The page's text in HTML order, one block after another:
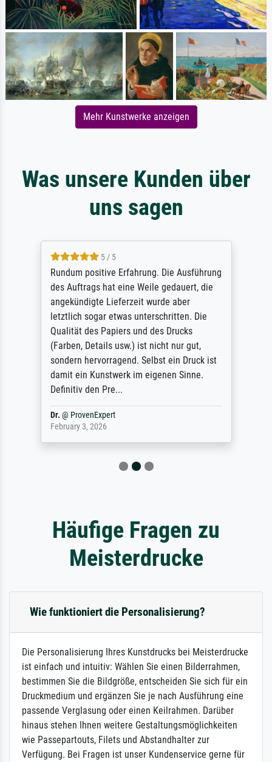
Mehr Kunstwerke anzeigen
Was unsere Kunden über
uns sagen
5 / 5
Rundum positive Erfahrung. Die Ausführung
des Auftrags hat eine Weile gedauert, die
angekündigte Lieferzeit wurde aber
letztlich sogar etwas unterschritten. Die
Qualität des Papiers und des Drucks
(Farben, Details usw.) ist nicht nur gut,
sondern hervorragend. Selbst ein Druck ist
damit ein Kunstwerk im eigenen Sinne.
Definitiv den Pre...
Dr. @ ProvenExpert
February 3, 2026
Häufige Fragen zu
Meisterdrucke
Wie funktioniert die Personalisierung?
Die Personalisierung Ihres Kunstdrucks bei Meisterdrucke
ist einfach und intuitiv: Wählen Sie einen Bilderrahmen,
bestimmen Sie die Bildgröße, entscheiden Sie sich für ein
Druckmedium und ergänzen Sie je nach Ausführung eine
passende Verglasung oder einen Keilrahmen. Darüber
hinaus stehen Ihnen weitere Gestaltungsmöglichkeiten
wie Passepartouts, Filets und Abstandhalter zur
Verfügung. Bei Fragen ist unser Kundenservice gerne für